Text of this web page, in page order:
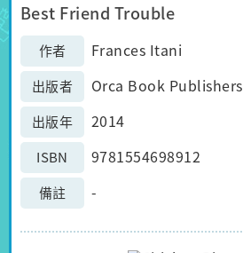
Best Friend Trouble
作者 Frances Itani
出版者 Orca Book Publishers
出版年 2014
ISBN 9781554698912
備註 -